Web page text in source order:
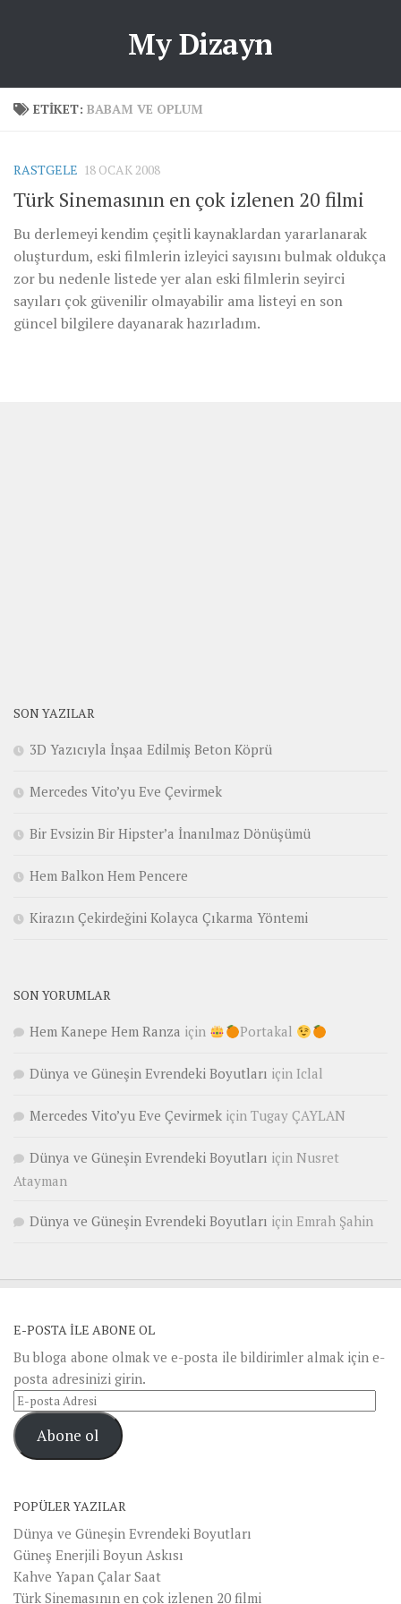
My Dizayn
ETIKET: BABAM VE OPLUM
RASTGELE 18 OCAK 2008
Türk Sinemasının en çok izlenen 20 filmi
Bu derlemeyi kendim çeşitli kaynaklardan yararlanarak
oluşturdum, eski filmlerin izleyici sayısını bulmak oldukça
zor bu nedenle listede yer alan eski filmlerin seyirci
sayıları çok güvenilir olmayabilir ama listeyi en son
güncel bilgilere dayanarak hazırladım.
SON YAZILAR
3D Yazıcıyla İnşaa Edilmiş Beton Köprü
Mercedes Vito’yu Eve Çevirmek
Bir Evsizin Bir Hipster’a İnanılmaz Dönüşümü
Hem Balkon Hem Pencere
Kirazın Çekirdeğini Kolayca Çıkarma Yöntemi
SON YORUMLAR
Hem Kanepe Hem Ranza için Portakal
Dünya ve Güneşin Evrendeki Boyutları için Iclal
Mercedes Vito’yu Eve Çevirmek için Tugay ÇAYLAN
Dünya ve Güneşin Evrendeki Boyutları için Nusret
Atayman
Dünya ve Güneşin Evrendeki Boyutları için Emrah Şahin
E-POSTA ILE ABONE OL
Bu bloga abone olmak ve e-posta ile bildirimler almak için e-
posta adresinizi girin.
E-
posta
AdresiAbone ol
POPÜLER YAZILAR
Dünya ve Güneşin Evrendeki Boyutları
Güneş Enerjili Boyun Askısı
Kahve Yapan Çalar Saat
Türk Sinemasının en çok izlenen 20 filmi